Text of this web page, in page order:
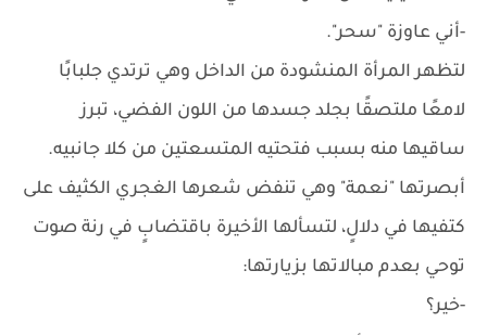
-أني عاوزة "سحر".
لتظهر المرأة المنشودة من الداخل وهي ترتدي جلبابًا
لامعًا ملتصقًا بجلد جسدها من اللون الفضي، تبرز
ساقيها منه بسبب فتحتيه المتسعتين من كلا جانبيه.
أبصرتها "نعمة" وهي تنفض شعرها الغجري الكثيف على
كتفيها في دلالٍ، لتسألها الأخيرة باقتضابٍ في رنة صوت
توحي بعدم مبالاتها بزيارتها:
-خير؟